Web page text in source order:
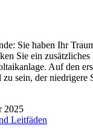
Sie haben Ihr
Sie ein
Auf den
sein, der niedrigere
2025
Leitfäden